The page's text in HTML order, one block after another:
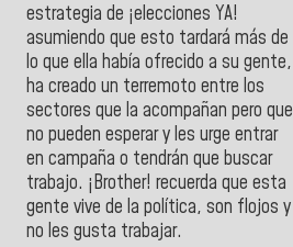
estrategia de ¡elecciones YA!
asumiendo que esto tardará más de
lo que ella había ofrecido a su gente,
ha creado un terremoto entre los
sectores que la acompañan pero que
no pueden esperar y les urge entrar
en campaña o tendrán que buscar
trabajo. ¡Brother! recuerda que esta
gente vive de la política, son flojos y
no les gusta trabajar.